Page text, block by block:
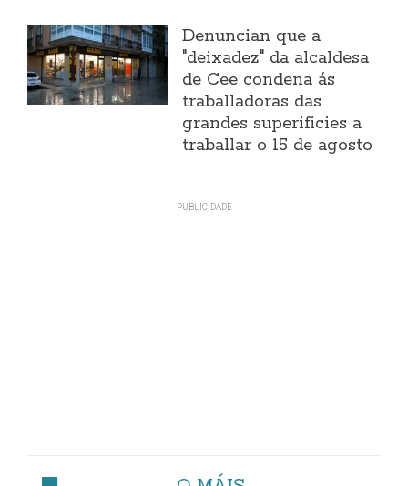
Denuncian que a
"deixadez" da alcaldesa
de Cee condena ás
traballadoras das
grandes superificies a
traballar o 15 de agosto